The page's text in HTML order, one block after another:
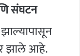
संघटन
झाले आहे.